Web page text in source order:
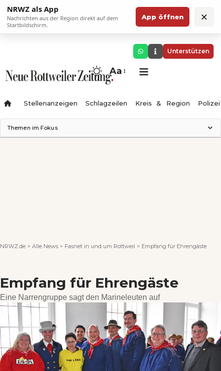
NRWZ als App
Nachrichten aus der Region direkt auf dem
Startbildschirm.
App öffnen ×
Unterstützen
Aa
Stellenanzeigen Schlagzeilen Kreis & Region Polizei
Themen im Fokus
NRWZ.de > Alle News > Fasnet in und um Rottweil > Empfang für Ehrengäste
Empfang für Ehrengäste
Eine Narrengruppe sagt den Marineleuten auf